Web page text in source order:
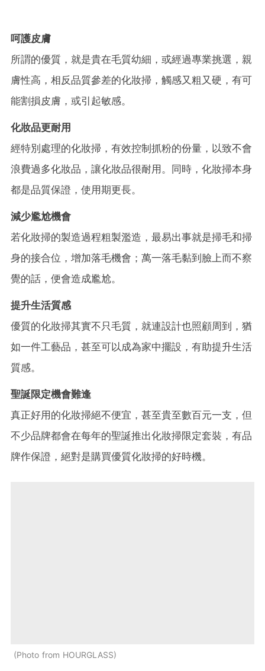
呵護皮膚
所謂的優質，就是貴在毛質幼細，或經過專業挑選，親
膚性高，相反品質參差的化妝掃，觸感又粗又硬，有可
能割損皮膚，或引起敏感。
化妝品更耐用
經特別處理的化妝掃，有效控制抓粉的份量，以致不會
浪費過多化妝品，讓化妝品很耐用。同時，化妝掃本身
都是品質保證，使用期更長。
減少尷尬機會
若化妝掃的製造過程粗製濫造，最易出事就是掃毛和掃
身的接合位，增加落毛機會；萬一落毛黏到臉上而不察
覺的話，便會造成尷尬。
提升生活質感
優質的化妝掃其實不只毛質，就連設計也照顧周到，猶
如一件工藝品，甚至可以成為家中擺設，有助提升生活
質感。
聖誕限定機會難逢
真正好用的化妝掃絕不便宜，甚至貴至數百元一支，但
不少品牌都會在每年的聖誕推出化妝掃限定套裝，有品
牌作保證，絕對是購買優質化妝掃的好時機。
Photo from HOURGLASS